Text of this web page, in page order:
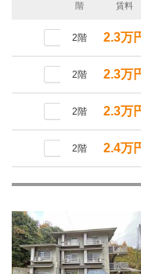
階 賃料
2階 2.3万
2階 2.3万
2階 2.3万
2階 2.4万